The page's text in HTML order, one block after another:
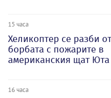
15 часа
Хеликоптер се разби от
борбата с пожарите в
американския щат Юта
16 часа